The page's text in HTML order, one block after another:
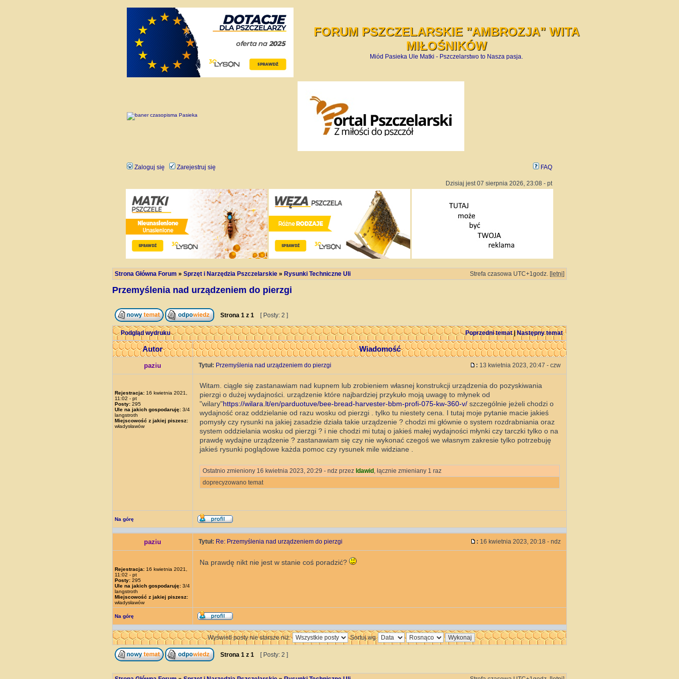
FORUM PSZCZELARSKIE "AMBROZJA" WITA
MIŁOŚNIKÓW
Miód Pasieka Ule Matki - Pszczelarstwo to Nasza pasja.
Zaloguj się Zarejestruj się FAQ
Dzisiaj jest 07 sierpnia 2026, 23:08 - pt
Strona Główna Forum » Sprzęt i Narzędzia Pszczelarskie » Rysunki Techniczne Uli Strefa czasowa UTC+1godz. [letni]
Przemyślenia nad urządzeniem do pierzgi
Strona 1 z 1 [ Posty: 2 ]
Podgląd wydruku Poprzedni temat|Następny temat
Autor Wiadomość
paziu Tytuł: Przemyślenia nad urządzeniem do pierzgi : 13 kwietnia 2023, 20:47 - czw
Rejestracja: 16 kwietnia 2021,
11:02 - pt
Posty: 295
Ule na jakich gospodaruję: 3/4
langstroth
Miejscowość z jakiej piszesz:
władysławów
Witam. ciągle się zastanawiam nad kupnem lub zrobieniem własnej konstrukcji urządzenia do pozyskiwania
pierzgi o dużej wydajności. urządzenie które najbardziej przykuło moją uwagę to młynek od
"wilary"https://wilara.lt/en/parduotuve/bee-bread-harvester-bbm-profi-075-kw-360-v/ szczególnie jeżeli chodzi o
wydajność oraz oddzielanie od razu wosku od pierzgi . tylko tu niestety cena. I tutaj moje pytanie macie jakieś
pomysły czy rysunki na jakiej zasadzie działa takie urządzenie ? chodzi mi głównie o system rozdrabniania oraz
system oddzielania wosku od pierzgi ? i nie chodzi mi tutaj o jakieś małej wydajności młynki czy tarczki tylko o na
prawdę wydajne urządzenie ? zastanawiam się czy nie wykonać czegoś we własnym zakresie tylko potrzebuję
jakieś rysunki poglądowe każda pomoc czy rysunek mile widziane .
Ostatnio zmieniony 16 kwietnia 2023, 20:29 - ndz przez ldawid , łącznie zmieniany 1 raz
doprecyzowano temat
Na górę
paziu Tytuł: Re: Przemyślenia nad urządzeniem do pierzgi : 16 kwietnia 2023, 20:18 - ndz
Rejestracja: 16 kwietnia 2021,
11:02 - pt
Posty: 295
Ule na jakich gospodaruję: 3/4
langstroth
Miejscowość z jakiej piszesz:
władysławów
Na prawdę nikt nie jest w stanie coś poradzić?
Na górę
Wyświetl posty nie starsze niż: Sortuj wg
Strona 1 z 1 [ Posty: 2 ]